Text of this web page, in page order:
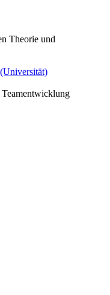
Theorie und
Teamentwicklung